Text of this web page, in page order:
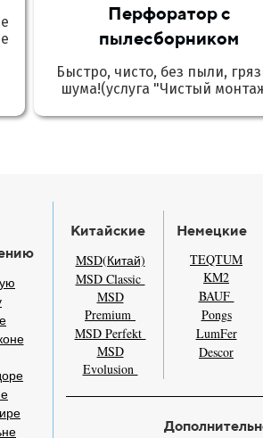
Перфоратор с
пылесборником
Быстро, чисто, без пыли,
шума!(услуга "Чистый
Китайские
MSD(Китай)
MSD Classic
MSD
Premium
MSD Perfekt
MSD
Evolusion
Немецкие
TEQTUM
KM2
BAUF
Pongs
LumFer
Descor